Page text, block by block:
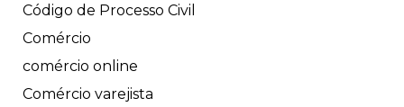
Código de Processo Civil
Comércio
comércio online
Comércio varejista